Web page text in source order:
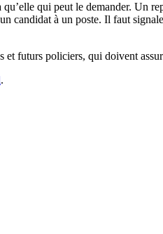
qui peut le demander. Un
candidat à un poste. Il faut
futurs policiers, qui doivent
.